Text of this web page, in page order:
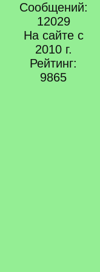
Сообщений:
12029
На сайте с
2010 г.
Рейтинг:
9865